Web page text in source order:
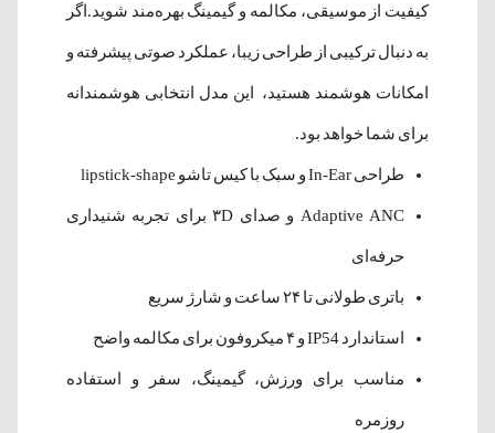
کیفیت از موسیقی، مکالمه و گیمینگ بهره‌مند شوید.اگر
به دنبال ترکیبی از طراحی زیبا، عملکرد صوتی پیشرفته و
امکانات هوشمند هستید، این مدل انتخابی هوشمندانه
برای شما خواهد بود.
طراحی In-Ear و سبک با کیس تاشو lipstick-shape
Adaptive ANC و صدای ۳D برای تجربه شنیداری
حرفه‌ای
باتری طولانی تا ۲۴ ساعت و شارژ سریع
استاندارد IP54 و ۴ میکروفون برای مکالمه واضح
مناسب برای ورزش، گیمینگ، سفر و استفاده
روزمره